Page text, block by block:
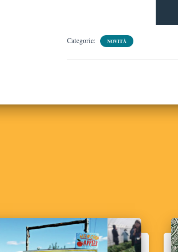
Categorie: NOVITÀ